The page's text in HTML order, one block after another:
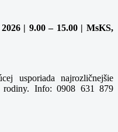
| 9.00 – 15.00 | MsKS,
usporiada najrozličnejšie
Info: 0908 631 879